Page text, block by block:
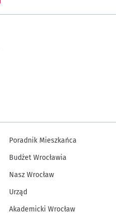
Poradnik Mieszkańca
Budżet Wrocławia
Nasz Wrocław
Urząd
Akademicki Wrocław